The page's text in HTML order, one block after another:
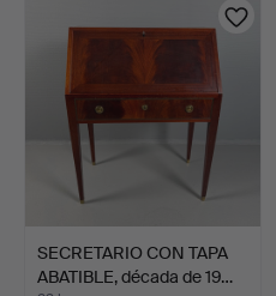
SECRETARIO CON TAPA
ABATIBLE, década de 19…